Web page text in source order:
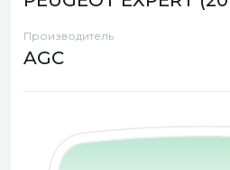
Производитель
AGC